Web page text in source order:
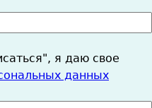
я даю свое
данных